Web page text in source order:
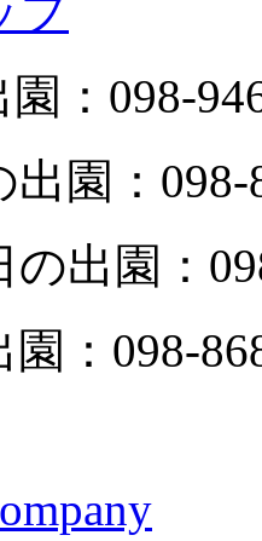
プ
： 098-
園： 098-
出園：
： 098-